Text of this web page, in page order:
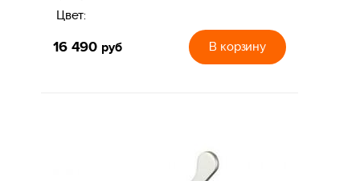
Цвет:
16 490 руб В корзину